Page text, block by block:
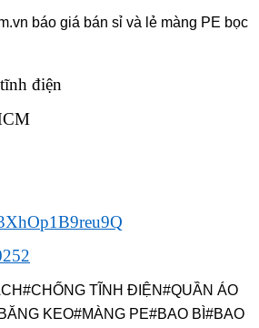
báo giá bán sỉ và lẻ màng PE bọc
điện
TĨNH ĐIỆN#QUẦN ÁO
KEO#MÀNG PE#BAO BÌ#BAO